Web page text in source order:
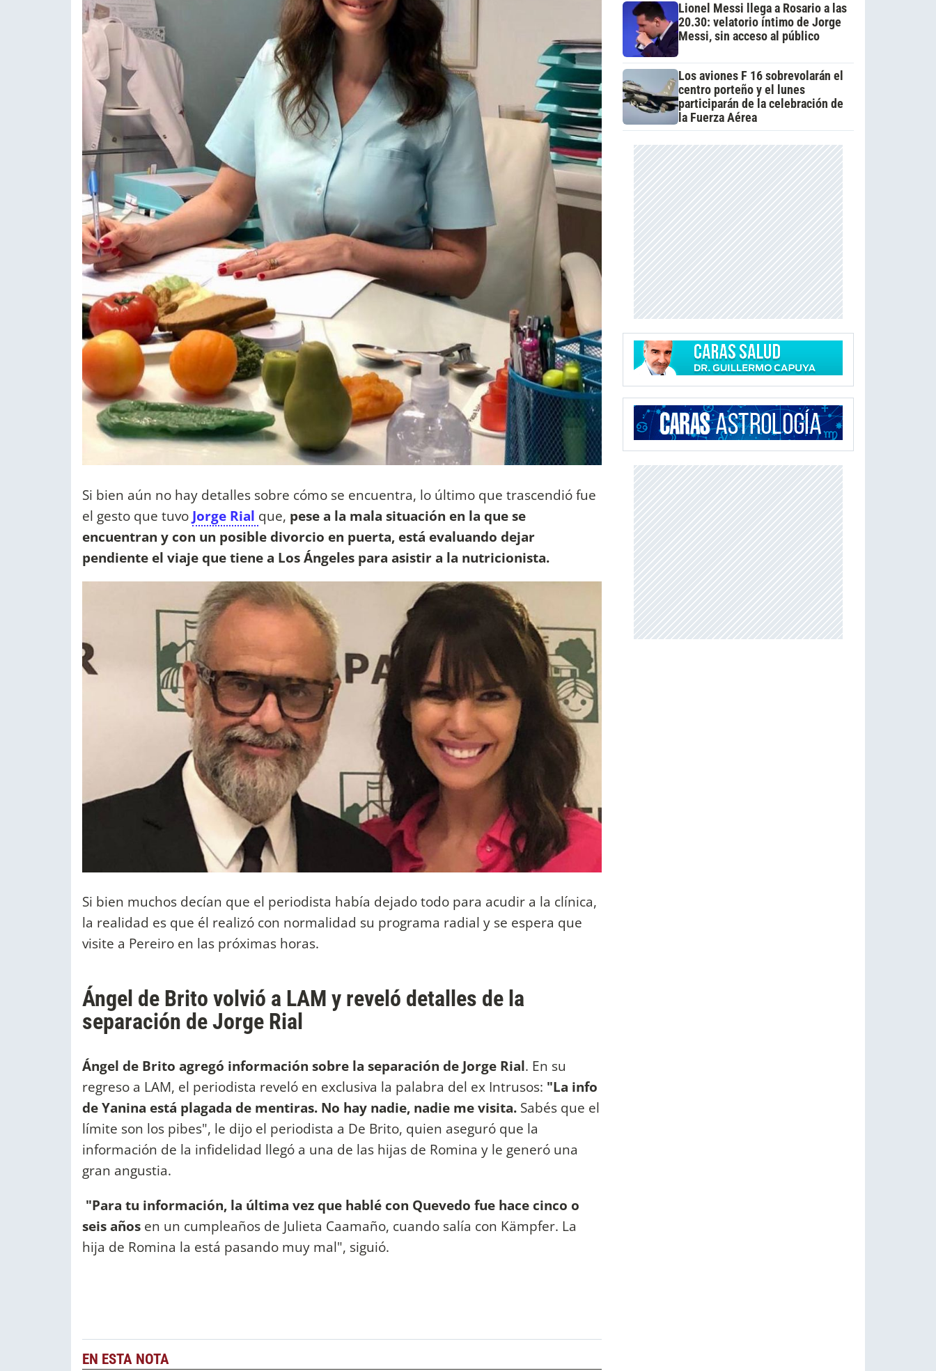
Si bien aún no hay detalles sobre cómo se encuentra, lo último que trascendió fue
el gesto que tuvo Jorge Rial que, pese a la mala situación en la que se
encuentran y con un posible divorcio en puerta, está evaluando dejar
pendiente el viaje que tiene a Los Ángeles para asistir a la nutricionista.
Si bien muchos decían que el periodista había dejado todo para acudir a la clínica,
la realidad es que él realizó con normalidad su programa radial y se espera que
visite a Pereiro en las próximas horas.
Ángel de Brito volvió a LAM y reveló detalles de la
separación de Jorge Rial
Ángel de Brito agregó información sobre la separación de Jorge Rial. En su
regreso a LAM, el periodista reveló en exclusiva la palabra del ex Intrusos: "La info
de Yanina está plagada de mentiras. No hay nadie, nadie me visita. Sabés que el
límite son los pibes", le dijo el periodista a De Brito, quien aseguró que la
información de la infidelidad llegó a una de las hijas de Romina y le generó una
gran angustia.
"Para tu información, la última vez que hablé con Quevedo fue hace cinco o
seis años en un cumpleaños de Julieta Caamaño, cuando salía con Kämpfer. La
hija de Romina la está pasando muy mal", siguió.
EN ESTA NOTA
Lionel Messi llega a Rosario a las
20.30: velatorio íntimo de Jorge
Messi, sin acceso al público
Los aviones F 16 sobrevolarán el
centro porteño y el lunes
participarán de la celebración de
la Fuerza Aérea